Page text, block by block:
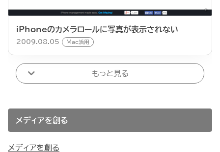
iPhoneのカメラロールに写真が表示されない
2009.08.05 Mac活用
もっと見る
メディアを創る
メディアを創る